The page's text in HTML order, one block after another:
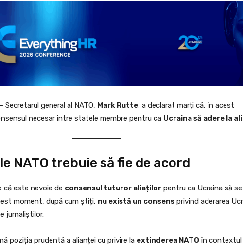
– Secretarul general al NATO, Mark Rutte, a declarat marți că, în acest
necesar între statele membre pentru ca Ucraina să adere la
NATO trebuie să fie de acord
că este nevoie de consensul tuturor aliaților pentru ca Ucraina să se
moment, după cum știți, nu există un consens privind aderarea
jurnaliștilor.
poziția prudentă a alianței cu privire la extinderea NATO în contextul